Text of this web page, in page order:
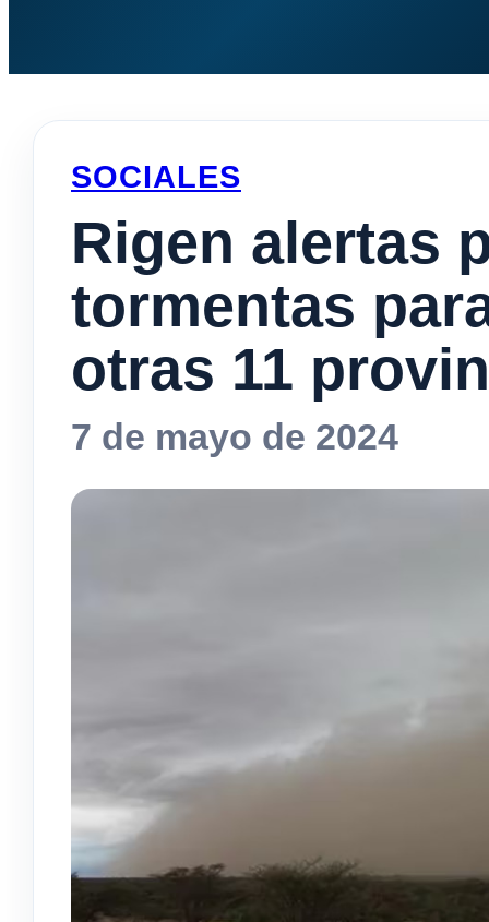
SOCIALES
Rigen alertas
tormentas
otras 11
7 de mayo de 2024